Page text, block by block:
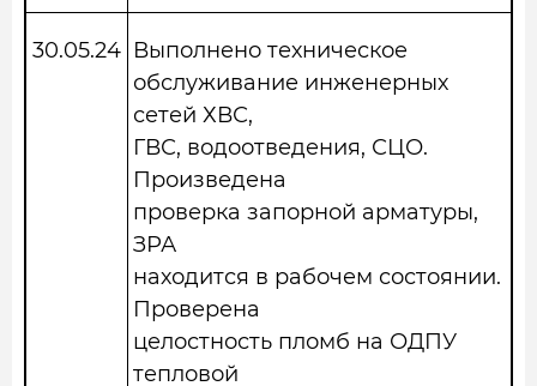
30.05.24 Выполнено техническое
обслуживание инженерных
сетей ХВС,
ГВС, водоотведения, СЦО.
Произведена
проверка запорной арматуры,
ЗРА
находится в рабочем состоянии.
Проверена
целостность пломб на ОДПУ
тепловой